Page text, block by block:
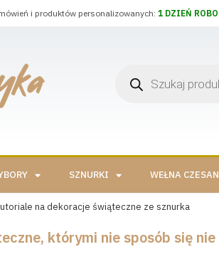
i produktów personalizowanych: 1 DZIEŃ
SZNURKI WEŁNA
na dekoracje świąteczne ze sznurka
którymi nie sposób się